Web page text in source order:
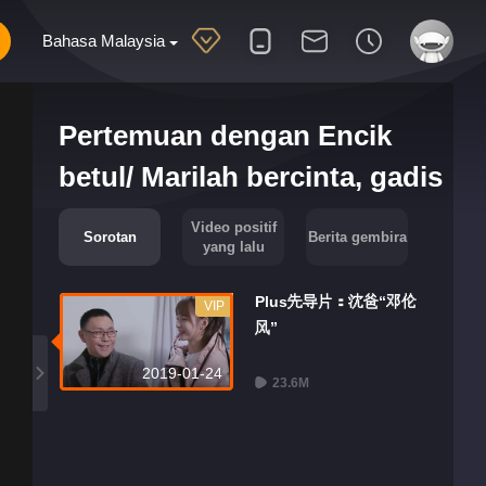
Bahasa Malaysia
Pertemuan dengan Encik
betul/ Marilah bercinta, gadis
Sorotan
Video positif
yang lalu
Berita gembira
2019-01-24
VIP
Plus先导片：沈爸“邓伦
风”
23.6M